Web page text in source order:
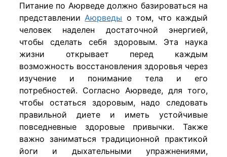
Питание по Аюрведе должно базироваться на
представленииАюрведы о том, что каждый
человек наделен достаточной энергией,
чтобы сделать себя здоровым. Эта наука
жизни открывает перед каждым
возможность восстановления здоровья через
изучение и понимание тела и его
потребностей. Согласно Аюрведе, для того,
чтобы остаться здоровым, надо следовать
правильной диете и иметь устойчивые
повседневные здоровые привычки. Также
важно заниматься традиционной практикой
йоги и дыхательными упражнениями,